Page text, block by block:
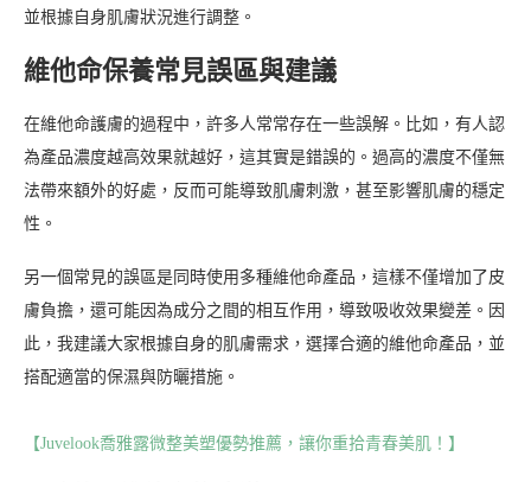
並根據自身肌膚狀況進行調整。
維他命保養常見誤區與建議
在維他命護膚的過程中，許多人常常存在一些誤解。比如，有人認
為產品濃度越高效果就越好，這其實是錯誤的。過高的濃度不僅無
法帶來額外的好處，反而可能導致肌膚刺激，甚至影響肌膚的穩定
性。
另一個常見的誤區是同時使用多種維他命產品，這樣不僅增加了皮
膚負擔，還可能因為成分之間的相互作用，導致吸收效果變差。因
此，我建議大家根據自身的肌膚需求，選擇合適的維他命產品，並
搭配適當的保濕與防曬措施。
【Juvelook喬雅露微整美塑優勢推薦，讓你重拾青春美肌！】